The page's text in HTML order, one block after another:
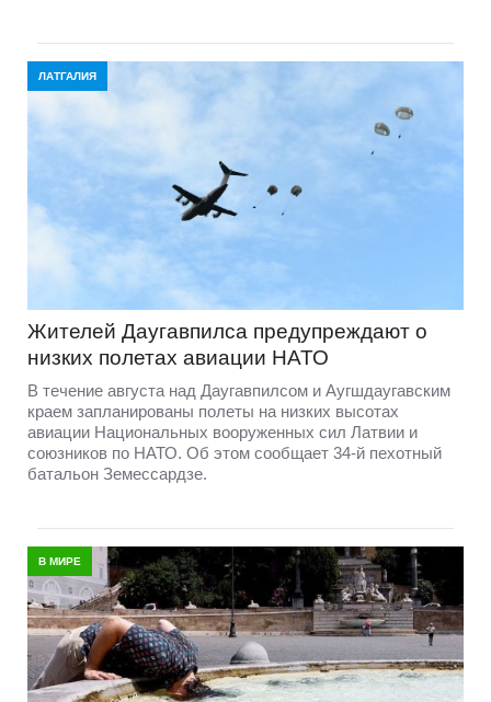
ЛАТГАЛИЯ
Жителей Даугавпилса предупреждают о
низких полетах авиации НАТО
В течение августа над Даугавпилсом и Аугшдаугавским
краем запланированы полеты на низких высотах
авиации Национальных вооруженных сил Латвии и
союзников по НАТО. Об этом сообщает 34-й пехотный
батальон Земессардзе.
В МИРЕ